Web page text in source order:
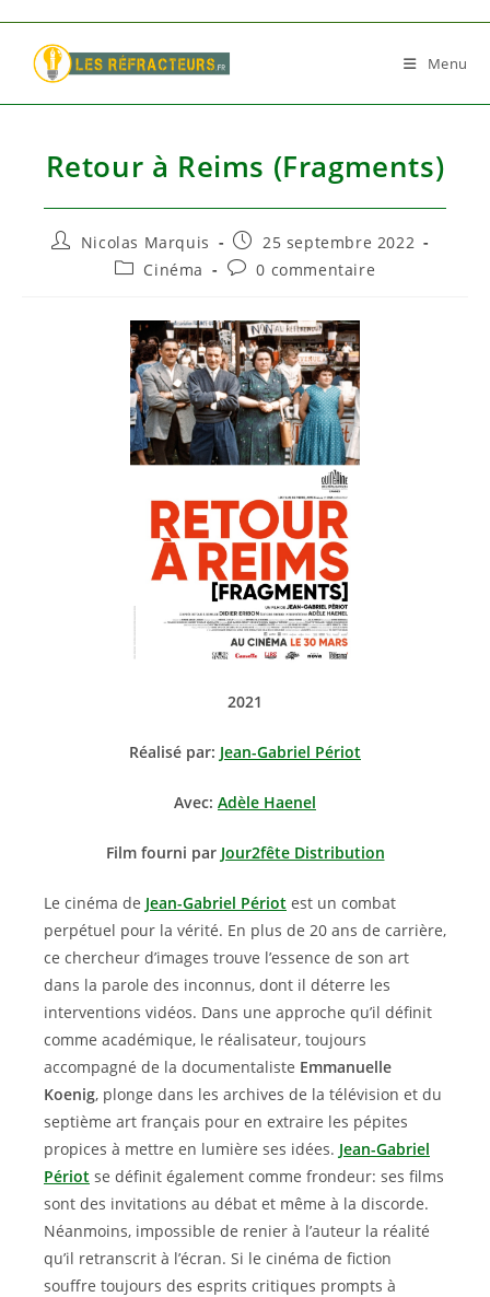
content
Menu
Retour à Reims (Fragments)
Auteur/autrice
Nicolas Marquis
Publication
publiée :
25 septembre 2022
PostCinéma
Commentaires
publication :
0 commentaire
2021
Réalisé par: Jean-Gabriel Périot
Avec: Adèle Haenel
Film fourni par Jour2fête Distribution
Le cinéma de Jean-Gabriel Périot est un combat
perpétuel pour la vérité. En plus de 20 ans de carrière,
ce chercheur d’images trouve l’essence de son art
dans la parole des inconnus, dont il déterre les
interventions vidéos. Dans une approche qu’il définit
comme académique, le réalisateur, toujours
accompagné de la documentaliste Emmanuelle
Koenig, plonge dans les archives de la télévision et du
septième art français pour en extraire les pépites
propices à mettre en lumière ses idées. Jean-Gabriel
Périot se définit également comme frondeur: ses films
sont des invitations au débat et même à la discorde.
Néanmoins, impossible de renier à l’auteur la réalité
qu’il retranscrit à l’écran. Si le cinéma de fiction
souffre toujours des esprits critiques prompts à